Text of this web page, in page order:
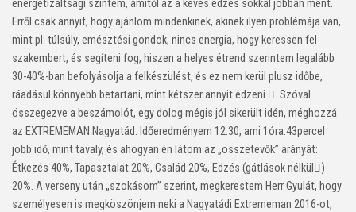
energetizáltsági szintem, amitől az a kevés edzés sokkal jobban ment.
Erről csak annyit, hogy ajánlom mindenkinek, akinek ilyen problémája van,
mint pl: túlsúly, emésztési gondok, nincs energia, hogy keressen fel
szakembert, és segíteni fog, hiszen a helyes étrend szerintem legalább
30-40%-ban befolyásolja a felkészülést, és ez nem kerül plusz időbe,
ráadásul könnyebb betartani, mint kétszer annyit edzeni . Szóval
összegezve a beszámolót, egy dolog mégis jól sikerült idén, méghozzá
az EXTREMEMAN Nagyatád. Időeredményem 12:30, ami 1óra:43percel
jobb idő, mint tavaly, és ahogyan én látom az „összetevők” arányát:
Étkezés 40%, Tapasztalat 20%, Család 20%, Edzés (gátlások nélkül)
20%. A verseny után „szokásom” szerint, megkerestem Herr Gyulát, hogy
személyesen is megköszönjem neki a Nagyatádi Extrememan 2016-ot,